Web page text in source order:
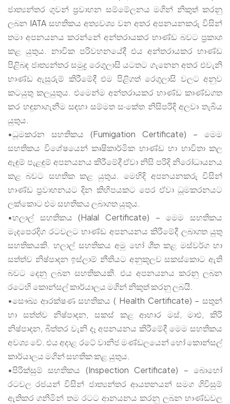
ජාත්‍යන්තර ගුවන් ප්‍රවාහන සම්මේලනය මගින් නිකුත් කරනු
ලබන IATA සහතිකය අත්‍යවශ්‍ය වන අතර අපනයනකරු විසින්
තමා අපනයනය කරන්නේ අන්තරායකර භාණ්ඩ බවට ප්‍රකාශ
කළ යුතුය. නාවික පරිවහනයේදී එය අන්තරායකර භාණ්ඩ
පිළිබඳ ජාත්‍යන්තර සමුද්‍ර රෙගුලාසි යටතට ගැනෙන අතර එවැනි
භාණ්ඩ ඇසුරුම් කිරීමේදී එම පිළිගත් රෙගුලාසි වලට අනුව
කටයුතු කලයුතුය. එමෙන්ම අන්තරායකර භාණ්ඩ කාණ්ඩගත
කර හඳුනාගැනීම සඳහා සම්මත සංකේත නිසිපරිදි අලවා තැබිය
යුතුය.
•ධූමකරන සහතිකය (Fumigation Certificate) – මෙම
සහතිකය විශේෂයෙන් කෘෂිකාර්මික භාණ්ඩ හා භාවිතා කල
ඇඳුම් පැළඳුම් අපනයනය කිරීමේදී ඒවා නිසි පරිදි නිරෝධායනය
කළ බවට සහතික කළ යුතුය. මෙහිදි අපනයනකරු විසින්
භාණ්ඩ ප්‍රවාහනයට දින කිහිපයකට පෙර ඒවා ධූමකරනයට
ලක්කොට එම සහතිකය ලබාගත යුතුය.
•හලාල් සහතිකය (Halal Certificate) – මෙම සහතිකය
මැදපෙරදිග රටවලට භාණ්ඩ අපනයනය කිරීමේදී ලබාගත යුතු
සහතිකයකි. හලාල් සහතිකය අමු හෝ ශීත කළ මස්වර්ග හා
සත්ත්ව නිෂ්පාදන ඉස්ලාම් නීතියට අනුකූලව සකස්කොට ඇති
බවට දෙනු ලබන සහතිකයකි. එය අපනයනය කරනු ලබන
රටෙහි කොන්සල් කාර්යාලය මගින් නිකුත් කරනු ලබයි.
•සෞඛ්‍ය ආරක්ෂණ සහතිකය ( Health Certificate) – සතුන්
හා සත්ත්ව නිෂ්පාදන, සකස් කළ ආහාර මස්, මාළු, කිරි
නිෂ්පාදන, බිත්තර වැනි දෑ අපනයනය කිරීමේදී මෙම සහතිකය
අවශ්‍ය වේ. එය අදාළ රටේ වානිජ මණ්ඩලයෙන් හෝ කොන්සල්
කාර්යාලය මගින් සහතික කළ යුතුය.
•පිරික්සුම් සහතිකය (Inspection Certificate) – බොහෝ
රටවල රජයන් විසින් ජාත්‍යන්තර ආයතනයන් සමග ගිවිසුම්
ඇතිකර ගනිමින් තම රටට ආනයනය කරනු ලබන භාණ්ඩවල